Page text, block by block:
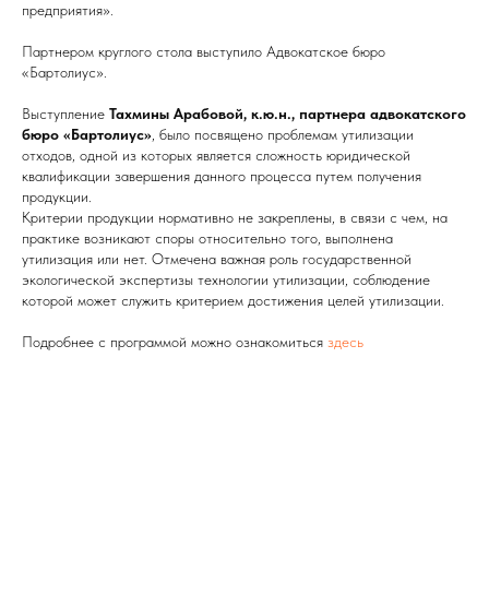
предприятия».
Партнером круглого стола выступило Адвокатское бюро
«Бартолиус».
Выступление Тахмины Арабовой, к.ю.н., партнера адвокатского
бюро «Бартолиус», было посвящено проблемам утилизации
отходов, одной из которых является сложность юридической
квалификации завершения данного процесса путем получения
продукции.
Критерии продукции нормативно не закреплены, в связи с чем, на
практике возникают споры относительно того, выполнена
утилизация или нет. Отмечена важная роль государственной
экологической экспертизы технологии утилизации, соблюдение
которой может служить критерием достижения целей утилизации.
Подробнее с программой можно ознакомиться здесь